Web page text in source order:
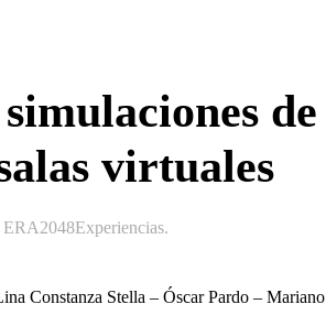
de
virtuales
ERA2048Experiencias.
Constanza Stella – Óscar Pardo – Mariano